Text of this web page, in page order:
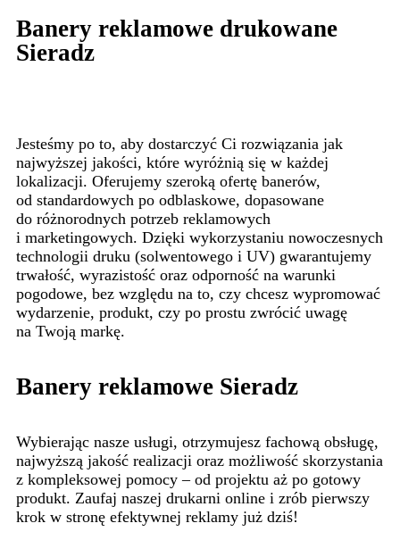
Banery reklamowe drukowane
Sieradz
Jesteśmy po to, aby dostarczyć Ci rozwiązania jak
najwyższej jakości, które wyróżnią się w każdej
lokalizacji. Oferujemy szeroką ofertę banerów,
od standardowych po odblaskowe, dopasowane
do różnorodnych potrzeb reklamowych
i marketingowych. Dzięki wykorzystaniu nowoczesnych
technologii druku (solwentowego i UV) gwarantujemy
trwałość, wyrazistość oraz odporność na warunki
pogodowe, bez względu na to, czy chcesz wypromować
wydarzenie, produkt, czy po prostu zwrócić uwagę
na Twoją markę.
Banery reklamowe Sieradz
Wybierając nasze usługi, otrzymujesz fachową obsługę,
najwyższą jakość realizacji oraz możliwość skorzystania
z kompleksowej pomocy – od projektu aż po gotowy
produkt. Zaufaj naszej drukarni online i zrób pierwszy
krok w stronę efektywnej reklamy już dziś!